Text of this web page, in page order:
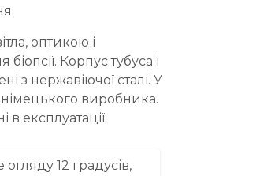
оптикою і
Корпус тубуса і
з нержавіючої сталі. У
виробника.
в експлуатації.
огляду 12 градусів,